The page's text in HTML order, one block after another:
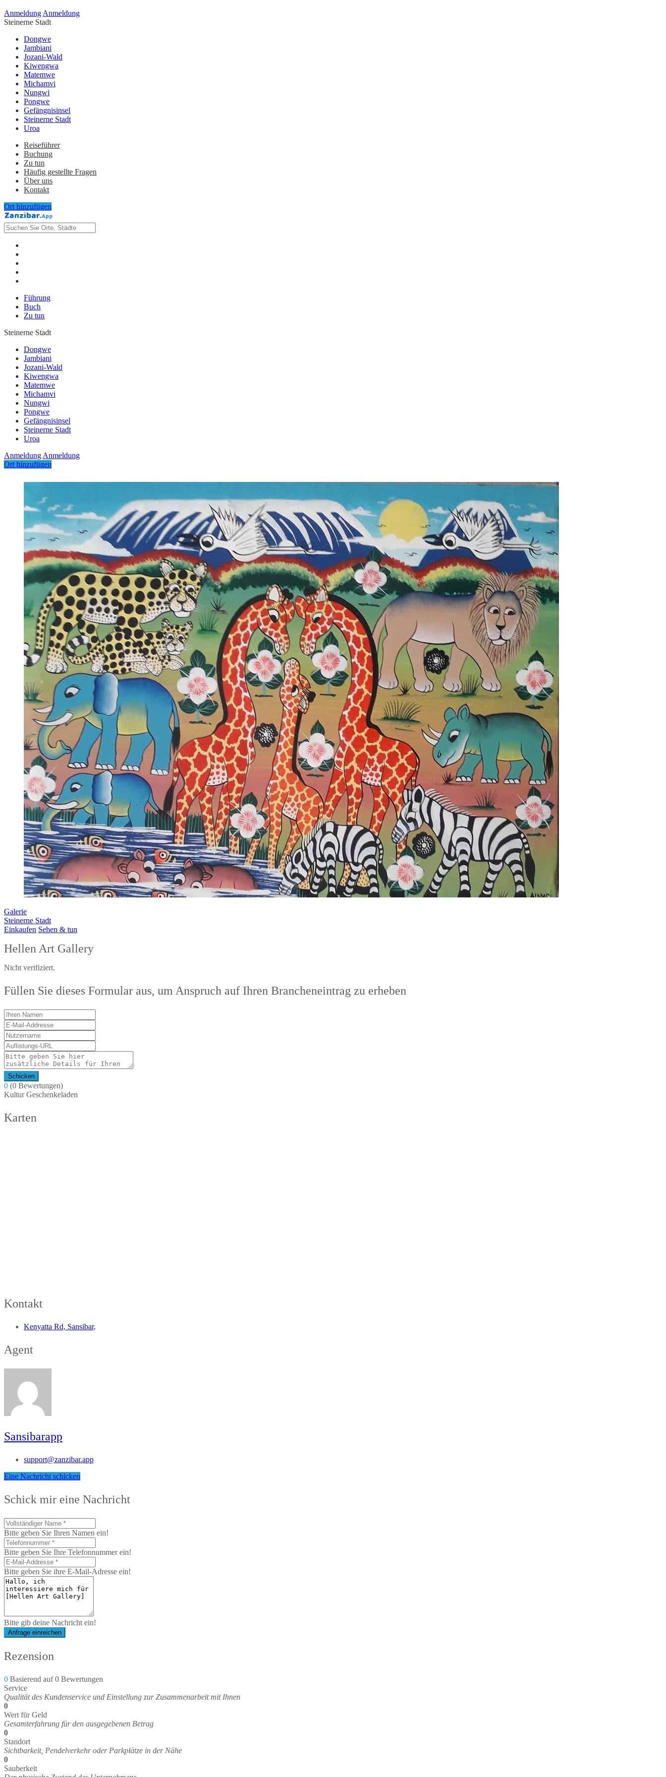
Anmeldung Anmeldung
Steinerne Stadt
Dongwe
Jambiani
Jozani-Wald
Kiwengwa
Matemwe
Michamvi
Nungwi
Pongwe
Gefängnisinsel
Steinerne Stadt
Uroa
Reiseführer
Buchung
Zu tun
Häufig gestellte Fragen
Über uns
Kontakt
Ort hinzufügen
Führung
Buch
Zu tun
Steinerne Stadt
Dongwe
Jambiani
Jozani-Wald
Kiwengwa
Matemwe
Michamvi
Nungwi
Pongwe
Gefängnisinsel
Steinerne Stadt
Uroa
Anmeldung Anmeldung
Ort hinzufügen
Galerie
Steinerne Stadt
Einkaufen Sehen & tun
Hellen Art Gallery
Nicht verifiziert.
Füllen Sie dieses Formular aus, um Anspruch auf Ihren Brancheneintrag zu erheben
Schicken
0 (0 Bewertungen)
Kultur Geschenkeladen
Karten
Kontakt
Kenyatta Rd, Sansibar,
Agent
Sansibarapp
support@zanzibar.app
Eine Nachricht schicken
Schick mir eine Nachricht
Bitte geben Sie Ihren Namen ein!
Bitte geben Sie Ihre Telefonnummer ein!
Bitte geben Sie ihre E-Mail-Adresse ein!
Bitte gib deine Nachricht ein!
Anfrage einreichen
Rezension
0 Basierend auf 0 Bewertungen
Service
Qualität des Kundenservice und Einstellung zur Zusammenarbeit mit Ihnen
0
Wert für Geld
Gesamterfahrung für den ausgegebenen Betrag
0
Standort
Sichtbarkeit, Pendelverkehr oder Parkplätze in der Nähe
0
Sauberkeit